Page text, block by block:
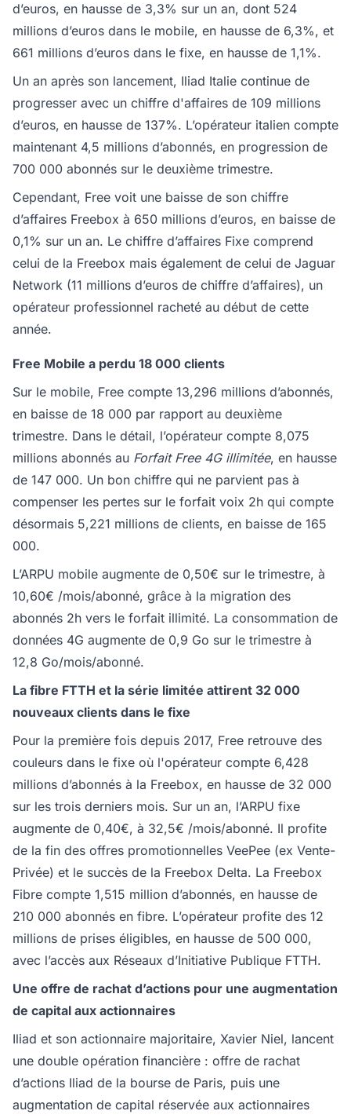
d’euros, en hausse de 3,3% sur un an, dont 524
millions d’euros dans le mobile, en hausse de 6,3%, et
661 millions d’euros dans le fixe, en hausse de 1,1%.
Un an après son lancement, Iliad Italie continue de
progresser avec un chiffre d'affaires de 109 millions
d’euros, en hausse de 137%. L’opérateur italien compte
maintenant 4,5 millions d’abonnés, en progression de
700 000 abonnés sur le deuxième trimestre.
Cependant, Free voit une baisse de son chiffre
d’affaires Freebox à 650 millions d’euros, en baisse de
0,1% sur un an. Le chiffre d’affaires Fixe comprend
celui de la Freebox mais également de celui de Jaguar
Network (11 millions d’euros de chiffre d’affaires), un
opérateur professionnel racheté au début de cette
année.
Free Mobile a perdu 18 000 clients
Sur le mobile, Free compte 13,296 millions d’abonnés,
en baisse de 18 000 par rapport au deuxième
trimestre. Dans le détail, l’opérateur compte 8,075
millions abonnés au Forfait Free 4G illimitée, en hausse
de 147 000. Un bon chiffre qui ne parvient pas à
compenser les pertes sur le forfait voix 2h qui compte
désormais 5,221 millions de clients, en baisse de 165
000.
L’ARPU mobile augmente de 0,50€ sur le trimestre, à
10,60€ /mois/abonné, grâce à la migration des
abonnés 2h vers le forfait illimité. La consommation de
données 4G augmente de 0,9 Go sur le trimestre à
12,8 Go/mois/abonné.
La fibre FTTH et la série limitée attirent 32 000
nouveaux clients dans le fixe
Pour la première fois depuis 2017, Free retrouve des
couleurs dans le fixe où l'opérateur compte 6,428
millions d’abonnés à la Freebox, en hausse de 32 000
sur les trois derniers mois. Sur un an, l’ARPU fixe
augmente de 0,40€, à 32,5€ /mois/abonné. Il profite
de la fin des offres promotionnelles VeePee (ex Vente-
Privée) et le succès de la Freebox Delta. La Freebox
Fibre compte 1,515 million d’abonnés, en hausse de
210 000 abonnés en fibre. L’opérateur profite des 12
millions de prises éligibles, en hausse de 500 000,
avec l’accès aux Réseaux d’Initiative Publique FTTH.
Une offre de rachat d’actions pour une augmentation
de capital aux actionnaires
Iliad et son actionnaire majoritaire, Xavier Niel, lancent
une double opération financière : offre de rachat
d’actions Iliad de la bourse de Paris, puis une
augmentation de capital réservée aux actionnaires